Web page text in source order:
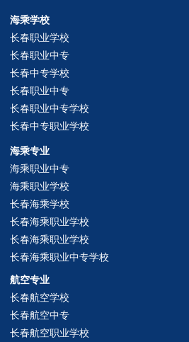
海乘学校
长春职业学校
长春职业中专
长春中专学校
长春职业中专
长春职业中专学校
长春中专职业学校
海乘专业
海乘职业中专
海乘职业学校
长春海乘学校
长春海乘职业学校
长春海乘职业学校
长春海乘职业中专学校
航空专业
长春航空学校
长春航空中专
长春航空职业学校